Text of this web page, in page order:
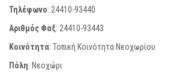
Τηλέφωνο: 24410-93440
Αριθμός Φαξ: 24410-93443
Κοινότητα: Τοπική Κοινότητα Νεοχωρίου
Πόλη: Νεοχώρι